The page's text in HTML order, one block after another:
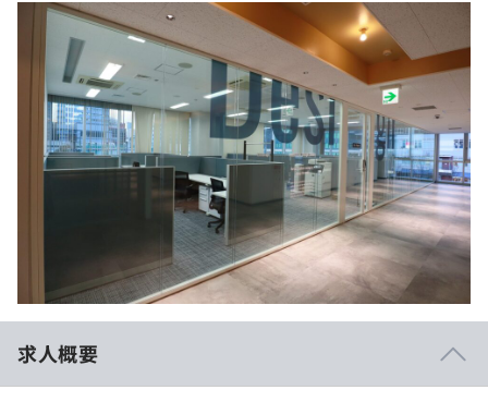
イベント・セミナー
インタビュー
就活成功ガイド
ナレッジ
リファレンス
プラン
学校向けプラン
契約内容・クーポン
評価結果一覧
再チャレンジ結果一覧
Tech Team Journal
paiza times
note
求人概要